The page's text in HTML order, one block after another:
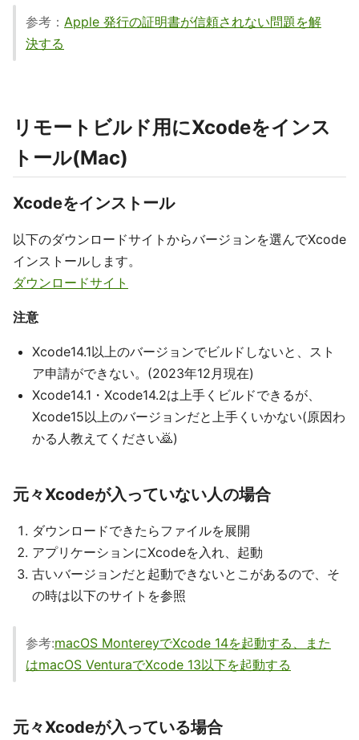
参考： Apple 発行の証明書が信頼されない問題を解
決する
リモートビルド用にXcodeをインス
トール(Mac)
Xcodeをインストール
以下のダウンロードサイトからバージョンを選んでXcode
インストールします。
ダウンロードサイト
注意
Xcode14.1以上のバージョンでビルドしないと、スト
ア申請ができない。(2023年12月現在)
Xcode14.1・Xcode14.2は上手くビルドできるが、
Xcode15以上のバージョンだと上手くいかない(原因わ
かる人教えてください🙇)
元々Xcodeが入っていない人の場合
ダウンロードできたらファイルを展開
アプリケーションにXcodeを入れ、起動
古いバージョンだと起動できないとこがあるので、そ
の時は以下のサイトを参照
参考:macOS MontereyでXcode 14を起動する、また
はmacOS VenturaでXcode 13以下を起動する
元々Xcodeが入っている場合